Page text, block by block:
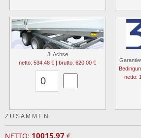
3. Achse
netto: 534.48 € | brutto: 620.00 €
netto:
Z U S A M M E N:
NETTO: 10015.97 €